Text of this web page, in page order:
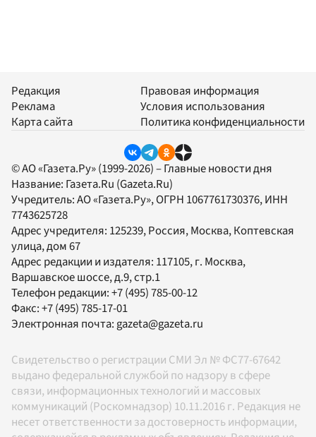
Редакция
Реклама
Карта сайта
Правовая информация
Условия использования
Политика конфиденциальности
© АО «Газета.Ру» (1999-2026) – Главные новости дня
Название: Газета.Ru (Gazeta.Ru)
Учредитель:АО «Газета.Ру», ОГРН 1067761730376, ИНН
7743625728
Адрес учредителя: 125239, Россия, Москва, Коптевская
улица, дом 67
Адрес редакции и издателя: 117105, г. Москва,
Варшавское шоссе, д.9, стр.1
Телефон редакции:+7 (495) 785-00-12
Факс:+7 (495) 785-17-01
Электронная почта:gazeta@gazeta.ru
Свидетельство о регистрации СМИ Эл № ФС77-67642
выдано федеральной службой по надзору в сфере
связи, информационных технологий и массовых
коммуникаций (Роскомнадзор) 10.11.2016 г. Редакция не
несет ответственности за достоверность информации,